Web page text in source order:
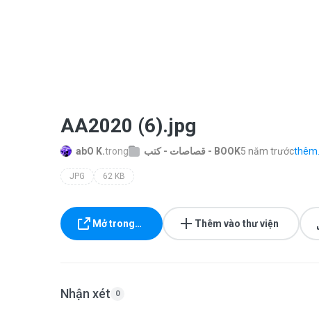
AA2020 (6).jpg
abO K.trong قصاصات - كتب - BOOK5 năm trướcthêm...
JPG 62 KB
Mở trong… Thêm vào thư viện
Nhận xét 0